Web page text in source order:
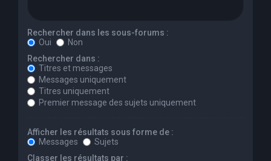
Rechercher dans les sous-forums :
Oui
Non
Rechercher dans :
Titres et messages
Messages uniquement
Titres uniquement
Premier message des sujets uniquement
Afficher les résultats sous forme de :
Messages
Sujets
Classer les résultats par :